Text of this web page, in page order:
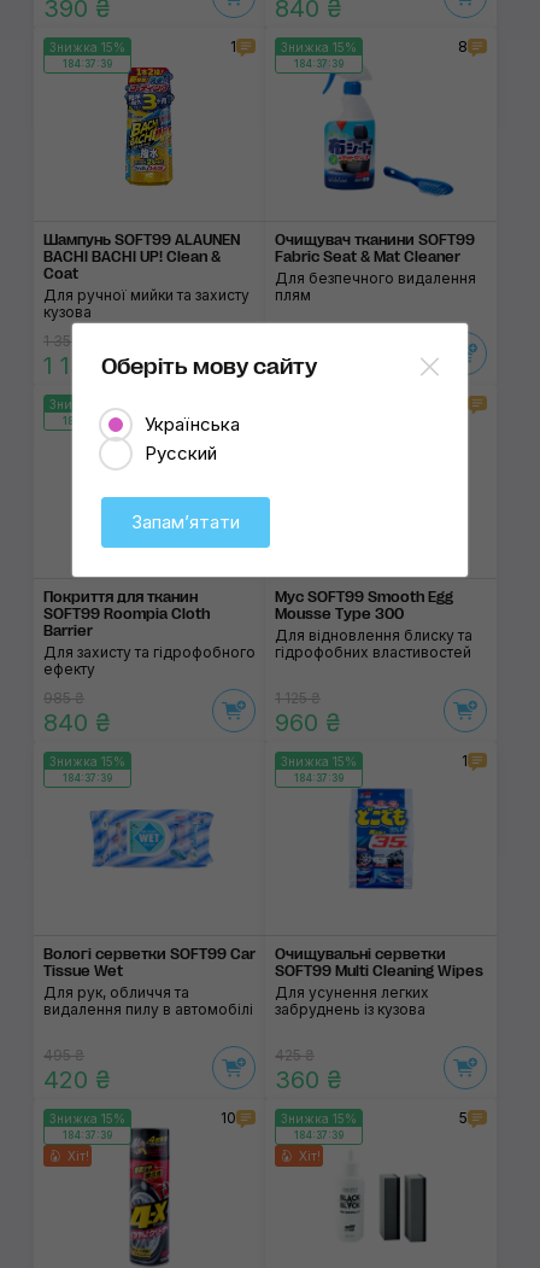
390 ₴ 840 ₴
Знижка 15%
184:37:38
1
Шампунь SOFT99 ALAUNEN
BACHI BACHI UP! Clean &
Coat
Для ручної мийки та захисту
кузова
1 350 ₴
1 150 ₴
Знижка 15%
184:37:38
8
Очищувач тканини SOFT99
Fabric Seat & Mat Cleaner
Для безпечного видалення
плям
840 ₴
Знижка 15%
184:37:38
Покриття для тканин
SOFT99 Roompia Cloth
Barrier
Для захисту та гідрофобного
ефекту
985 ₴
840 ₴
Мус SOFT99 Smooth Egg
Mousse Type 300
Для відновлення блиску та
гідрофобних властивостей
1 125 ₴
960 ₴
Знижка 15%
184:37:38
Вологі серветки SOFT99 Car
Tissue Wet
Для рук, обличчя та
видалення пилу в автомобілі
495 ₴
420 ₴
Знижка 15%
184:37:38
1
Очищувальні серветки
SOFT99 Multi Cleaning Wipes
Для усунення легких
забруднень із кузова
425 ₴
360 ₴
Знижка 15%
184:37:38
Хіт!
10 Знижка 15%
184:37:38
Хіт!
5
Оберіть мову сайту
Українська
Русский
Запамʼятати